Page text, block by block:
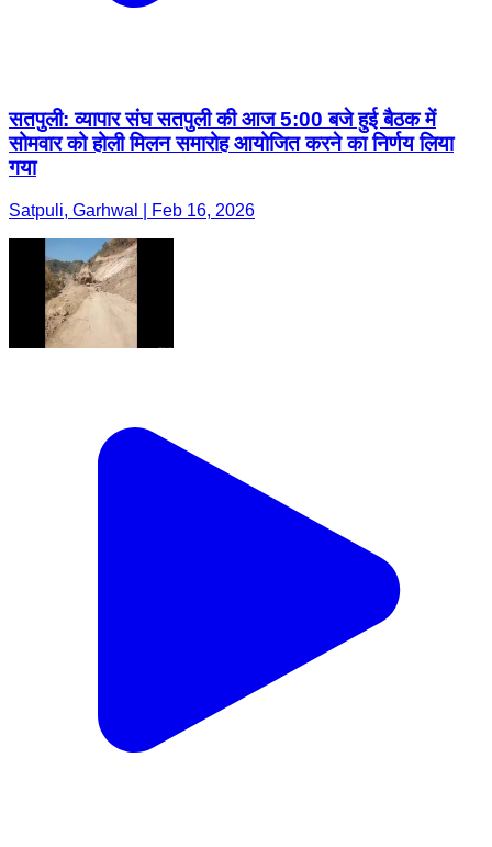
सतपुली: व्यापार संघ सतपुली की आज 5:00 बजे हुई बैठक में
सोमवार को होली मिलन समारोह आयोजित करने का निर्णय लिया
गया
Satpuli, Garhwal | Feb 16, 2026